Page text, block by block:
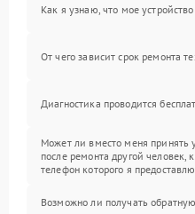
Как я узнаю, что мое устройство
От чего зависит срок ремонта
Диагностика проводится
Может ли вместо меня принять
после ремонта другой человек,
телефон которого я
Возможно ли получать